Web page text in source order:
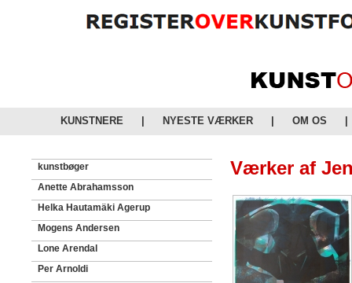
KUNSTNERE NYESTE VÆRKER OM OS
kunstbøger
Anette Abrahamsson
Helka Hautamäki Agerup
Mogens Andersen
Lone Arendal
Per Arnoldi
Værker af